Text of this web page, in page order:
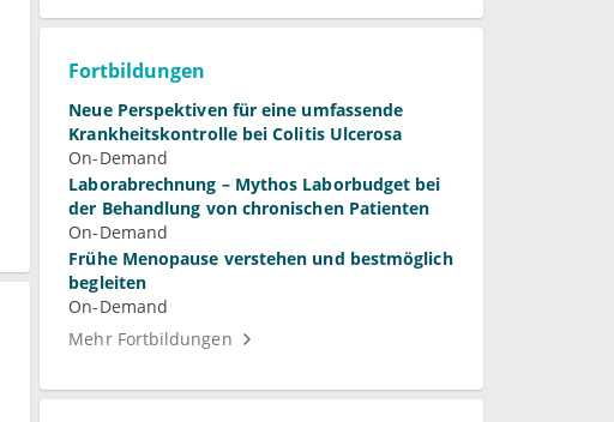
Fortbildungen
Neue Perspektiven für eine umfassende
Krankheitskontrolle bei Colitis Ulcerosa
On-Demand
Laborabrechnung – Mythos Laborbudget bei
der Behandlung von chronischen Patienten
On-Demand
Frühe Menopause verstehen und bestmöglich
begleiten
On-Demand
Mehr Fortbildungen